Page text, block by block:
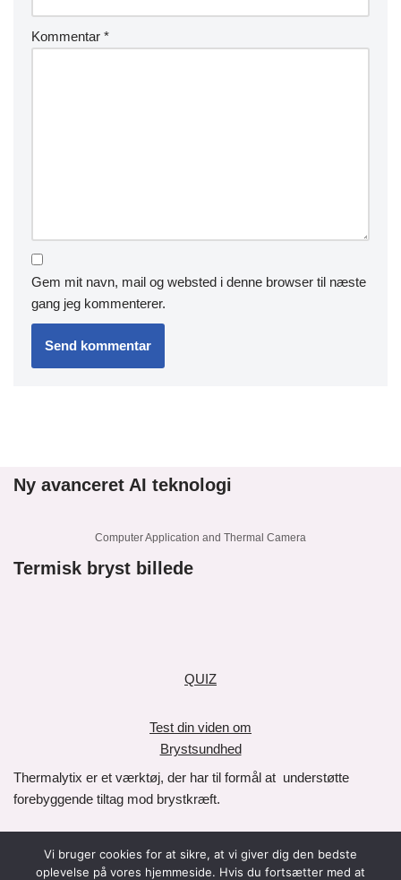
Kommentar *
Gem mit navn, mail og websted i denne browser til næste
gang jeg kommenterer.
Ny avanceret AI teknologi
Computer Application and Thermal Camera
Termisk bryst billede
QUIZ
Test din viden om
Brystsundhed
Thermalytix er et værktøj, der har til formål at understøtte
forebyggende tiltag mod brystkræft.
Det er vigtigt at understrege, at Thermalytix ikke anvendes som
en diagnostisk test. Thermalytix rolle bidrager til risikovurdering,
Vi bruger cookies for at sikre, at vi giver dig den bedste
oplevelse på vores hjemmeside. Hvis du fortsætter med at